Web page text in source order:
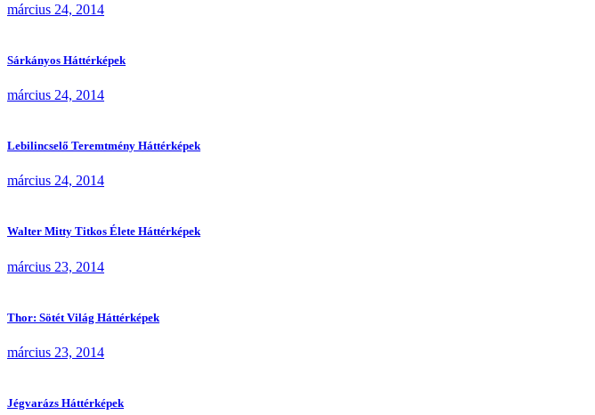
március 24, 2014
Sárkányos Háttérképek
március 24, 2014
Lebilincselő Teremtmény Háttérképek
március 24, 2014
Walter Mitty Titkos Élete Háttérképek
március 23, 2014
Thor: Sötét Világ Háttérképek
március 23, 2014
Jégvarázs Háttérképek